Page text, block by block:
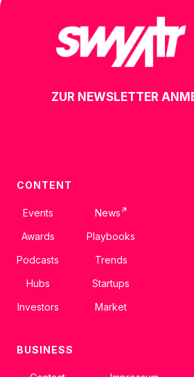
ZUR NEWSLETTER
CONTENT
Events
Awards
Podcasts
Hubs
Investors
News ↗
Playbooks
Trends
Startups
Market
BUSINESS